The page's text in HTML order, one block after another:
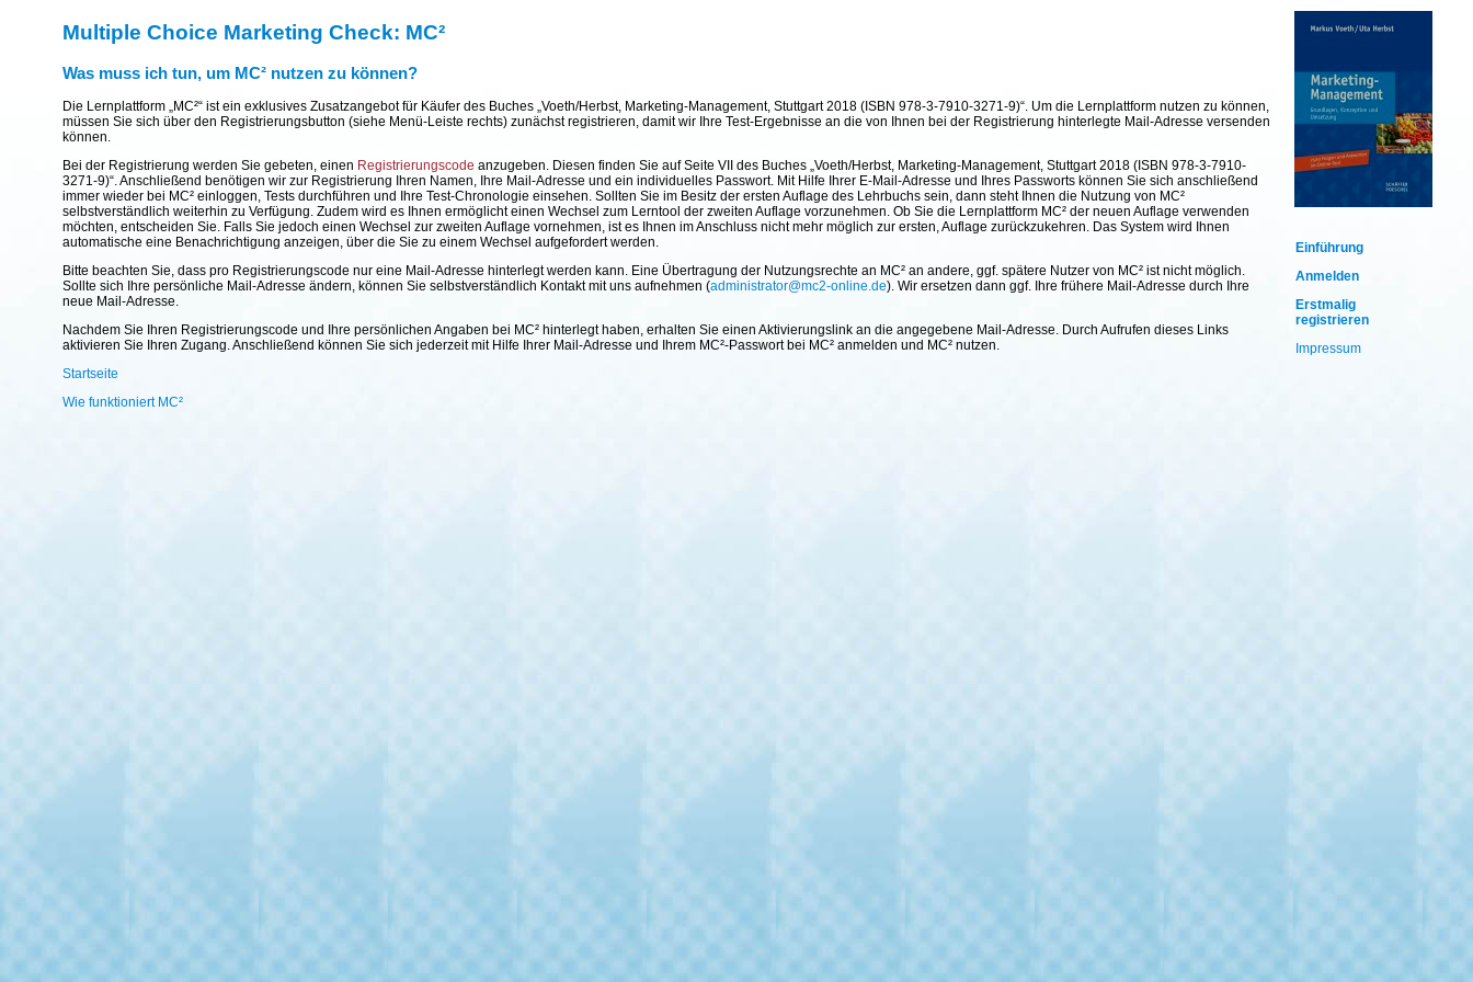
Einführung
Anmelden
Erstmalig
registrieren
Impressum
Multiple Choice Marketing Check: MC²
Was muss ich tun, um MC² nutzen zu können?
Die Lernplattform „MC²“ ist ein exklusives Zusatzangebot für Käufer des Buches „Voeth/Herbst, Marketing-Management, Stuttgart 2018 (ISBN 978-3-7910-3271-9)“. Um die Lernplattform nutzen zu können,
müssen Sie sich über den Registrierungsbutton (siehe Menü-Leiste rechts) zunächst registrieren, damit wir Ihre Test-Ergebnisse an die von Ihnen bei der Registrierung hinterlegte Mail-Adresse versenden
können.
Bei der Registrierung werden Sie gebeten, einen Registrierungscode anzugeben. Diesen finden Sie auf Seite VII des Buches „Voeth/Herbst, Marketing-Management, Stuttgart 2018 (ISBN 978-3-7910-
3271-9)“. Anschließend benötigen wir zur Registrierung Ihren Namen, Ihre Mail-Adresse und ein individuelles Passwort. Mit Hilfe Ihrer E-Mail-Adresse und Ihres Passworts können Sie sich anschließend
immer wieder bei MC² einloggen, Tests durchführen und Ihre Test-Chronologie einsehen. Sollten Sie im Besitz der ersten Auflage des Lehrbuchs sein, dann steht Ihnen die Nutzung von MC²
selbstverständlich weiterhin zu Verfügung. Zudem wird es Ihnen ermöglicht einen Wechsel zum Lerntool der zweiten Auflage vorzunehmen. Ob Sie die Lernplattform MC² der neuen Auflage verwenden
möchten, entscheiden Sie. Falls Sie jedoch einen Wechsel zur zweiten Auflage vornehmen, ist es Ihnen im Anschluss nicht mehr möglich zur ersten, Auflage zurückzukehren. Das System wird Ihnen
automatische eine Benachrichtigung anzeigen, über die Sie zu einem Wechsel aufgefordert werden.
Bitte beachten Sie, dass pro Registrierungscode nur eine Mail-Adresse hinterlegt werden kann. Eine Übertragung der Nutzungsrechte an MC² an andere, ggf. spätere Nutzer von MC² ist nicht möglich.
Sollte sich Ihre persönliche Mail-Adresse ändern, können Sie selbstverständlich Kontakt mit uns aufnehmen (administrator@mc2-online.de). Wir ersetzen dann ggf. Ihre frühere Mail-Adresse durch Ihre
neue Mail-Adresse.
Nachdem Sie Ihren Registrierungscode und Ihre persönlichen Angaben bei MC² hinterlegt haben, erhalten Sie einen Aktivierungslink an die angegebene Mail-Adresse. Durch Aufrufen dieses Links
aktivieren Sie Ihren Zugang. Anschließend können Sie sich jederzeit mit Hilfe Ihrer Mail-Adresse und Ihrem MC²-Passwort bei MC² anmelden und MC² nutzen.
Startseite
Wie funktioniert MC²